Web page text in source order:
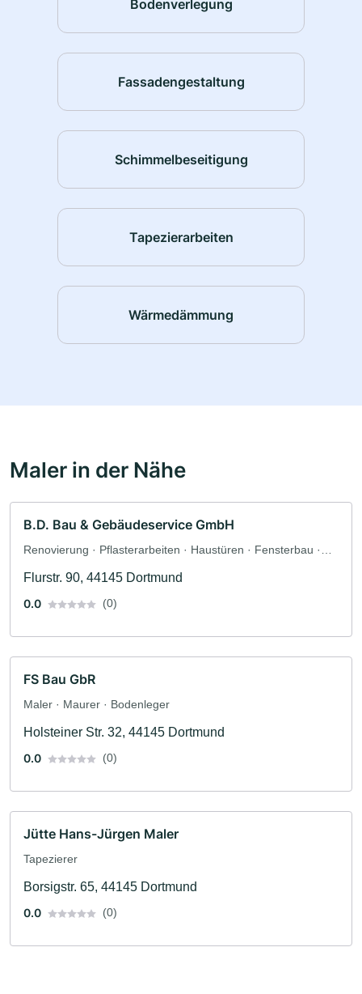
Bodenverlegung
Fassadengestaltung
Schimmelbeseitigung
Tapezierarbeiten
Wärmedämmung
Maler in der Nähe
B.D. Bau & Gebäudeservice GmbH
Renovierung · Pflasterarbeiten · Haustüren · Fensterbau ·
Flurstr. 90, 44145 Dortmund
0.0
(0)
FS Bau GbR
Maler · Maurer · Bodenleger
Holsteiner Str. 32, 44145 Dortmund
0.0
(0)
Jütte Hans-Jürgen Maler
Tapezierer
Borsigstr. 65, 44145 Dortmund
0.0
(0)